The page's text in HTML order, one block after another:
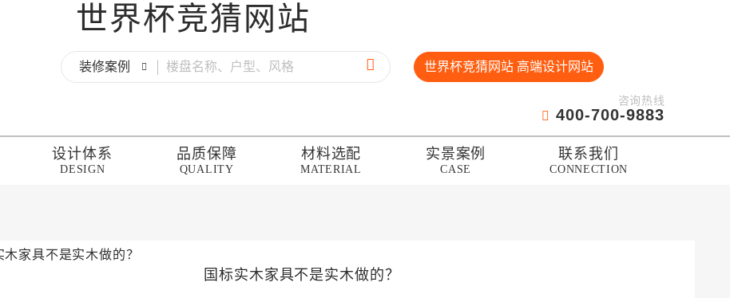
世界杯竞猜网站
装修案例 世界杯竞猜网站 高端设计网站
咨询热线
400-700-9883
设计体系
DESIGN
品质保障
QUALITY
材料选配
MATERIAL
实景案例
CASE
联系我们
CONNECTION
国标实木家具不是实木做的？